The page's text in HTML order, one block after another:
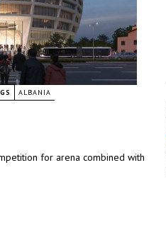
ALBANIA
for arena combined with